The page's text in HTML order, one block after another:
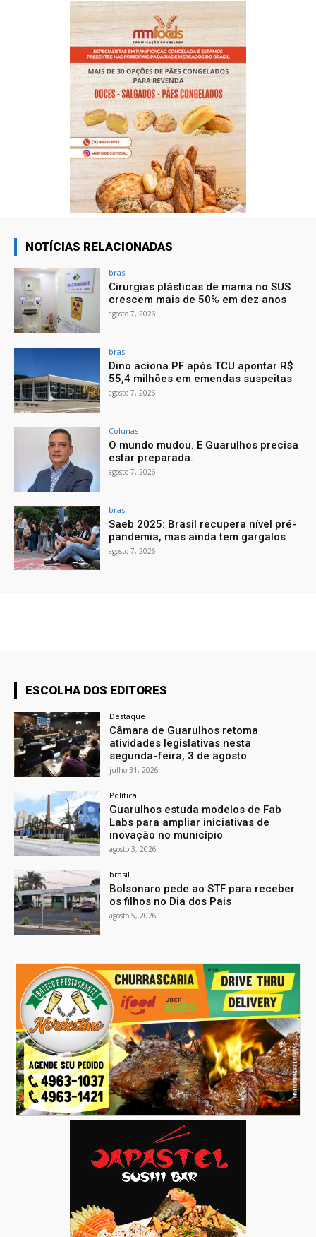
NOTÍCIAS RELACIONADAS
brasil
Cirurgias plásticas de mama no SUS
crescem mais de 50% em dez anos
agosto 7, 2026
brasil
Dino aciona PF após TCU apontar R$
55,4 milhões em emendas suspeitas
agosto 7, 2026
Colunas
O mundo mudou. E Guarulhos precisa
estar preparada.
agosto 7, 2026
brasil
Saeb 2025: Brasil recupera nível pré-
pandemia, mas ainda tem gargalos
agosto 7, 2026
ESCOLHA DOS EDITORES
Destaque
Câmara de Guarulhos retoma
atividades legislativas nesta
segunda-feira, 3 de agosto
julho 31, 2026
Política
Guarulhos estuda modelos de Fab
Labs para ampliar iniciativas de
inovação no município
agosto 3, 2026
brasil
Bolsonaro pede ao STF para receber
os filhos no Dia dos Pais
agosto 5, 2026